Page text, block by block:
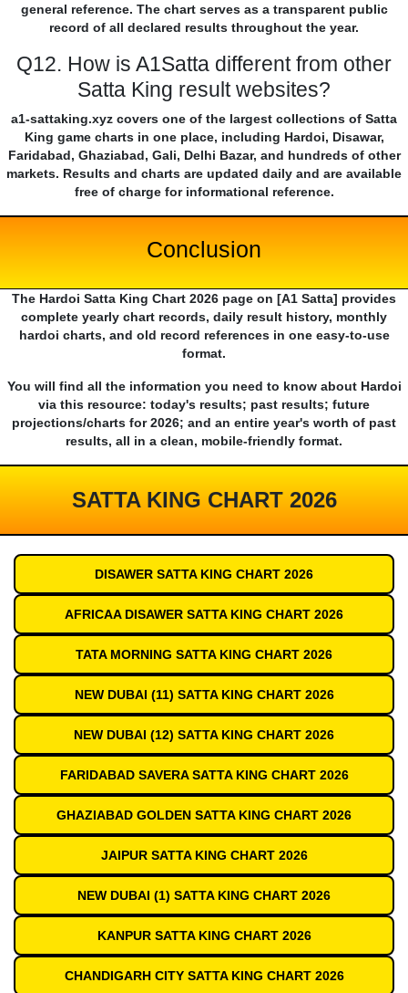
general reference. The chart serves as a transparent public
record of all declared results throughout the year.
Q12. How is A1Satta different from other
Satta King result websites?
a1-sattaking.xyz covers one of the largest collections of Satta
King game charts in one place, including Hardoi, Disawar,
Faridabad, Ghaziabad, Gali, Delhi Bazar, and hundreds of other
markets. Results and charts are updated daily and are available
free of charge for informational reference.
Conclusion
The Hardoi Satta King Chart 2026 page on [A1 Satta] provides
complete yearly chart records, daily result history, monthly
hardoi charts, and old record references in one easy-to-use
format.
You will find all the information you need to know about Hardoi
via this resource: today's results; past results; future
projections/charts for 2026; and an entire year's worth of past
results, all in a clean, mobile-friendly format.
SATTA KING CHART 2026
DISAWER SATTA KING CHART 2026
AFRICAA DISAWER SATTA KING CHART 2026
TATA MORNING SATTA KING CHART 2026
NEW DUBAI (11) SATTA KING CHART 2026
NEW DUBAI (12) SATTA KING CHART 2026
FARIDABAD SAVERA SATTA KING CHART 2026
GHAZIABAD GOLDEN SATTA KING CHART 2026
JAIPUR SATTA KING CHART 2026
NEW DUBAI (1) SATTA KING CHART 2026
KANPUR SATTA KING CHART 2026
CHANDIGARH CITY SATTA KING CHART 2026